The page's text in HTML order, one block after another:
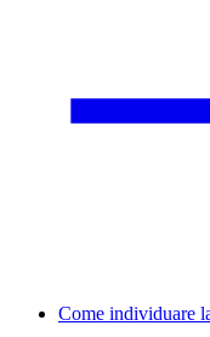
Come individuare